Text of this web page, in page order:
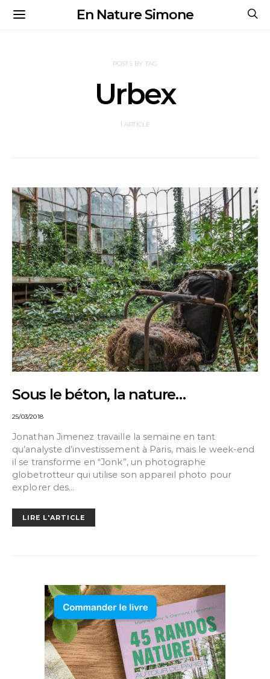
En Nature Simone
POSTS BY TAG
Urbex
1 ARTICLE
Sous le béton, la nature…
25/03/2018
Jonathan Jimenez travaille la semaine en tant
qu’analyste d’investissement à Paris, mais le week-end
il se transforme en “Jonk”, un photographe
globetrotteur qui utilise son appareil photo pour
explorer des…
LIRE L'ARTICLE